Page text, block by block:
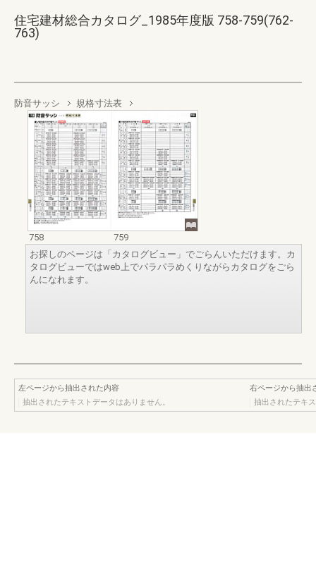
住宅建材総合カタログ_1985年度版 758-759(762-
763)
防音サッシ 規格寸法表
758
759
お探しのページは「カタログビュー」でごらんいただけます。カ
タログビューではweb上でパラパラめくりながらカタログをごら
んになれます。
左ページから抽出された内容
抽出されたテキストデータはありません。
右ページから抽出
抽出されたテキ